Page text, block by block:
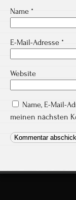
Name *
E-Mail-Adresse *
Website
Name, E-Mail-
meinen nächsten